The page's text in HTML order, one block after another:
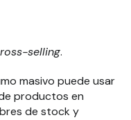
selling.
masivo puede usar
productos en
de stock y